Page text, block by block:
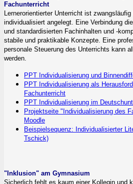
Fachunterricht
Lernerorientierter Unterricht ist
individualisiert angelegt. Eine Verbindung
und standardisierten Fachinhalten und -
stabile und praktikable Konzepte. Eine
personale Steuerung des Unterrichts kann
werden.
PPT Individualisierung und
PPT Individualisierung als
Fachunterricht
PPT Individualisierung im
Projektseite "Individualisierung des
Moodle
Beispielsequenz: Individualisierter
Tschick)
"Inklusion" am Gymnasium
Sicherlich fehlt es kaum einer Kollegin und